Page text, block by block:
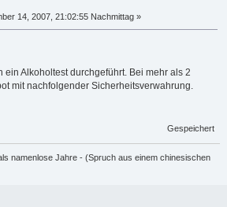
14, 2007, 21:02:55 Nachmittag »
Alkoholtest durchgeführt. Bei mehr als 2
mit nachfolgender Sicherheitsverwahrung.
Gespeichert
namenlose Jahre - (Spruch aus einem chinesischen